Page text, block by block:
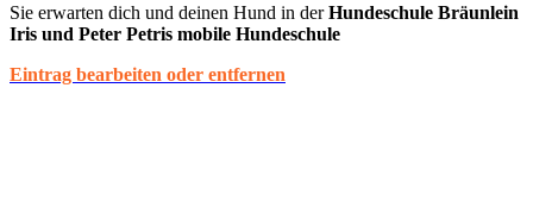
Sie erwarten dich und deinen Hund in derHundeschule Bräunlein
Iris und Peter Petris mobile Hundeschule
Eintrag bearbeiten oder entfernen